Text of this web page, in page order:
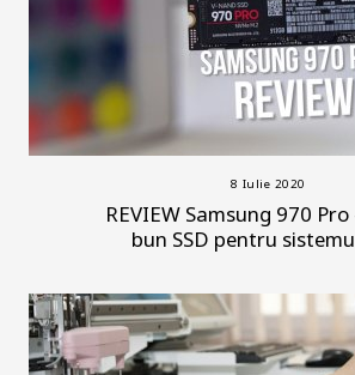
8 Iulie 2020
REVIEW Samsung 970
bun SSD pentru